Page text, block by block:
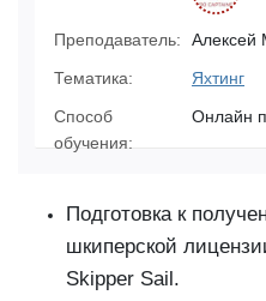
Преподаватель:
Алексей
Тематика:
Яхтинг
Способ
обучения:
Онлайн
Подготовка к
шкиперской
Skipper Sail.